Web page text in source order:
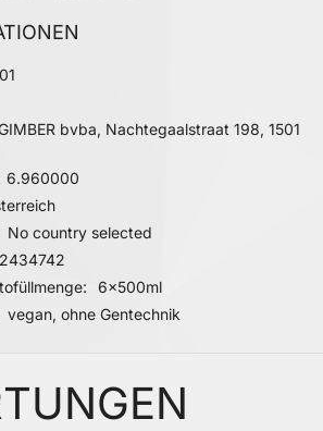
bvba, Nachtegaalstraat 198, 1501
6.960000
No country selected
6x500ml
vegan, ohne Gentechnik